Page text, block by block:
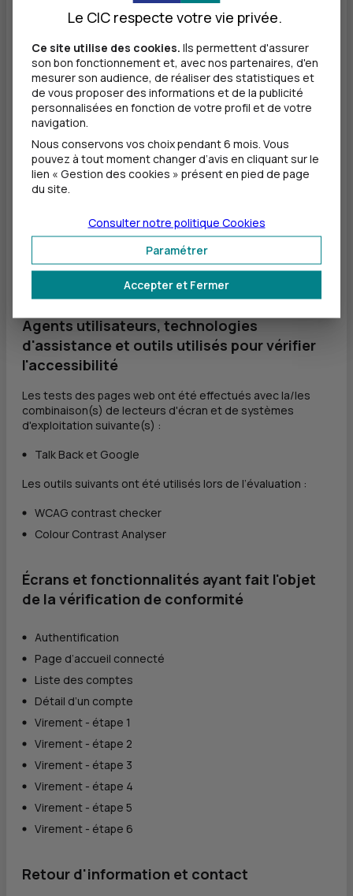
d’accessibilité
Aucun contenu exempté.
Établissement de la déclaration
d'accessibilité
Cette déclaration a été établie le 15 avril 2023.
de l'application mobile
Agents utilisateurs, technologies
d'assistance et outils utilisés pour vérifier
l'accessibilité
Les tests des pages web ont été effectués avec la/les
combinaison(s) de lecteurs d'écran et de systèmes
d'exploitation suivante(s) :
Talk Back et Google
Les outils suivants ont été utilisés lors de l’évaluation :
WCAG contrast checker
Colour Contrast Analyser
Écrans et fonctionnalités ayant fait l'objet
de la vérification de conformité
Authentification
Page d’accueil connecté
Liste des comptes
Détail d’un compte
Virement - étape 1
Virement - étape 2
Virement - étape 3
Virement - étape 4
Virement - étape 5
Virement - étape 6
Retour d'information et contact
Le CIC respecte votre vie privée.
Ce site utilise des cookies. Ils permettent d'assurer
son bon fonctionnement et, avec nos partenaires, d'en
mesurer son audience, de réaliser des statistiques et
de vous proposer des informations et de la publicité
personnalisées en fonction de votre profil et de votre
navigation.
Nous conservons vos choix pendant 6 mois. Vous
pouvez à tout moment changer d’avis en cliquant sur le
lien « Gestion des cookies » présent en pied de page
du site.
Accepter et Fermer
Paramétrer
Consulter notre politique Cookies